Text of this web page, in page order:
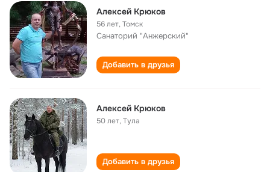
Алексей Крюков
56 лет,Томск
Санаторий "Анжерский"
Добавить в друзья
Алексей Крюков
50 лет,Тула
Добавить в друзья